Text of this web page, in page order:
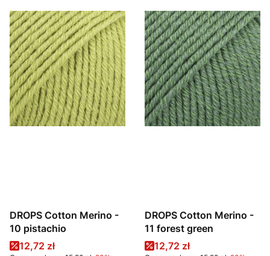
DROPS Cotton Merino -
10 pistachio
Cena promocyjna
12,72 zł
DROPS Cotton Merino -
11 forest green
Cena promocyjna
12,72 zł